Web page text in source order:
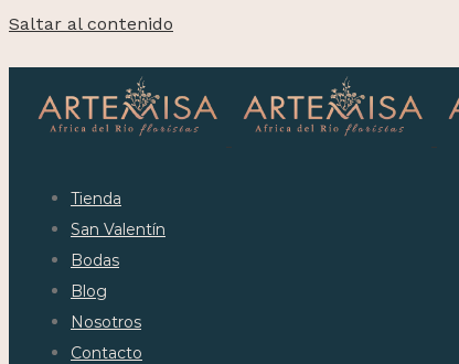
Saltar al contenido
Tienda
San Valentín
Bodas
Blog
Nosotros
Contacto